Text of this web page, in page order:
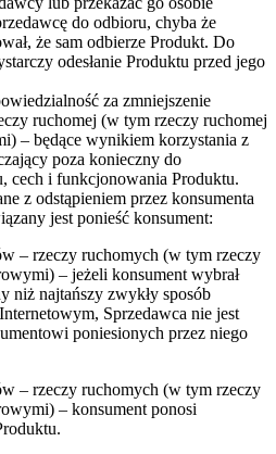
do odbioru, chyba że
że sam odbierze Produkt. Do
odesłanie Produktu przed jego
za zmniejszenie
ruchomej (w tym rzeczy ruchomej
– będące wynikiem korzystania z
poza konieczny do
cech i funkcjonowania Produktu.
z odstąpieniem przez konsumenta
jest ponieść konsument:
– rzeczy ruchomych (w tym rzeczy
– jeżeli konsument wybrał
niż najtańszy zwykły sposób
Sprzedawca nie jest
poniesionych przez niego
– rzeczy ruchomych (w tym rzeczy
– konsument ponosi